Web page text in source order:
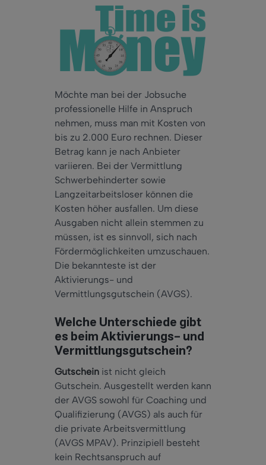
Möchte man bei der Jobsuche
professionelle Hilfe in Anspruch
nehmen, muss man mit Kosten von
bis zu 2.000 Euro rechnen. Dieser
Betrag kann je nach Anbieter
variieren. Bei der Vermittlung
Schwerbehinderter sowie
Langzeitarbeitsloser können die
Kosten höher ausfallen. Um diese
Ausgaben nicht allein stemmen zu
müssen, ist es sinnvoll, sich nach
Fördermöglichkeiten umzuschauen.
Die bekannteste ist der
Aktivierungs- und
Vermittlungsgutschein (AVGS).
Welche Unterschiede gibt
es beim Aktivierungs- und
Vermittlungsgutschein?
Gutschein ist nicht gleich
Gutschein. Ausgestellt werden kann
der AVGS sowohl für Coaching und
Qualifizierung (AVGS) als auch für
die private Arbeitsvermittlung
(AVGS MPAV). Prinzipiell besteht
kein Rechtsanspruch auf